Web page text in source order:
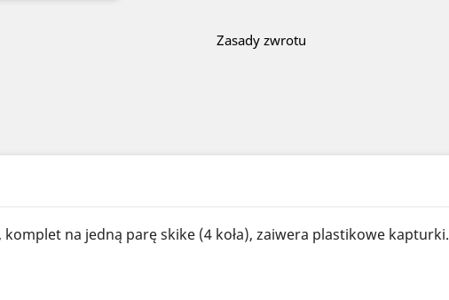
Zasady zwrotu
komplet na jedną parę skike (4 koła), zaiwera plastikowe kapturki.